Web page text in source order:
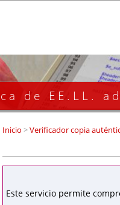
de EE.LL.
Inicio >Verificador copia
Este servicio permite